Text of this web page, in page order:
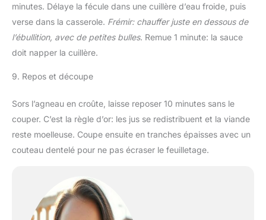
minutes. Délaye la fécule dans une cuillère d’eau froide, puis
verse dans la casserole. Frémir: chauffer juste en dessous de
l’ébullition, avec de petites bulles. Remue 1 minute: la sauce
doit napper la cuillère.
9. Repos et découpe
Sors l’agneau en croûte, laisse reposer 10 minutes sans le
couper. C’est la règle d’or: les jus se redistribuent et la viande
reste moelleuse. Coupe ensuite en tranches épaisses avec un
couteau dentelé pour ne pas écraser le feuilletage.